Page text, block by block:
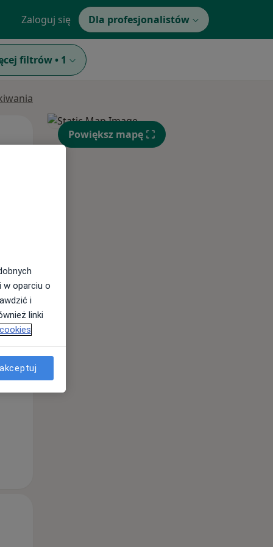
Zaloguj się Dla profesjonalistów
filtrów • 1
10 Sie
Wt, Śr,
Pon,
10 Sie
Powiększ mapę
w oparciu o
i
linki